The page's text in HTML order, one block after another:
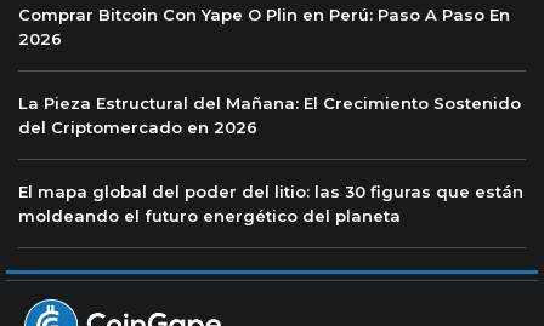
Comprar Bitcoin Con Yape O Plin en Perú: Paso A Paso En
2026
La Pieza Estructural del Mañana: El Crecimiento Sostenido
del Criptomercado en 2026
El mapa global del poder del litio: las 30 figuras que están
moldeando el futuro energético del planeta